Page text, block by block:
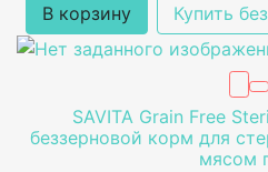
В корзину Купить
SAVITA Grain Free
беззерновой корм для
мясом